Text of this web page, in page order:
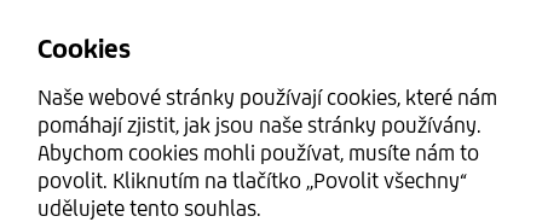
Mgr. Michal Bednář
Krotějov 30
Strážov 34021
Cookies
Naše webové stránky používají cookies, které nám
pomáhají zjistit, jak jsou naše stránky používány.
Abychom cookies mohli používat, musíte nám to
povolit. Kliknutím na tlačítko ,,Povolit všechny“
udělujete tento souhlas.